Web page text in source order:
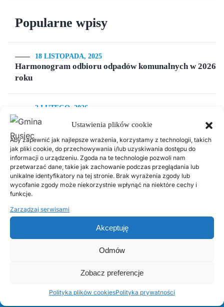
Ustawienia plików cookie
Aby zapewnić jak najlepsze wrażenia, korzystamy z technologii, takich
jak pliki cookie, do przechowywania i/lub uzyskiwania dostępu do
informacji o urządzeniu. Zgoda na te technologie pozwoli nam
przetwarzać dane, takie jak zachowanie podczas przeglądania lub
unikalne identyfikatory na tej stronie. Brak wyrażenia zgody lub
wycofanie zgody może niekorzystnie wpłynąć na niektóre cechy i
funkcje.
Zarządzaj serwisami
Akceptuję
Odmów
Zobacz preferencje
Polityka plików cookiesPolityka prywatności
Popularne wpisy
18 LISTOPADA, 2025
Harmonogram odbioru odpadów komunalnych w 2026
roku
2 LUTEGO, 2026
PSZOK Rusiec – godziny otwarcia, lokalizacja i
zasady przyjmowania odpadów
19 SIERPNIA, 2022
Zapraszamy na Dożynki Gminne
Dożynki Gminne w Ruścu – 30 sierpnia 2025 r.
4 LIPCA, 2023
Świadczenie pieniężne z tytułu pełnienia funkcji